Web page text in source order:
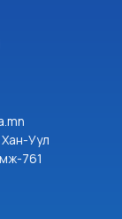
Уул
761